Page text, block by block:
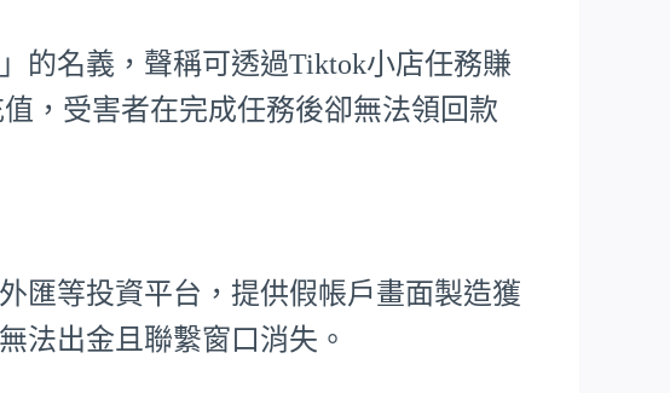
的名義，聲稱可透過Tiktok小店任務賺
，受害者在完成任務後卻無法領回款
匯等投資平台，提供假帳戶畫面製造獲
法出金且聯繫窗口消失。